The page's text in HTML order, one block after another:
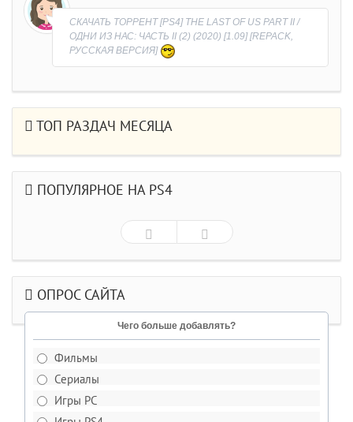
СКАЧАТЬ ТОРРЕНТ [PS4] THE LAST OF US PART II /
ОДНИ ИЗ НАС: ЧАСТЬ II (2) (2020) [1.09] [REPACK,
РУССКАЯ ВЕРСИЯ]
ТОП РАЗДАЧ МЕСЯЦА
ПОПУЛЯРНОЕ НА PS4
ОПРОС САЙТА
Чего больше добавлять?
Фильмы
Сериалы
Игры PC